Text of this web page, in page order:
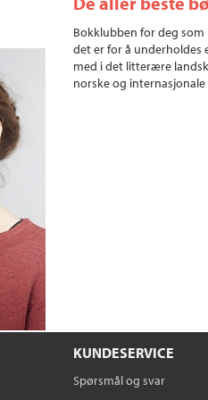
Bokklubben for deg som
det er for å underholdes
med i det litterære
norske og internasjonale
KUNDESERVICE
Spørsmål og svar